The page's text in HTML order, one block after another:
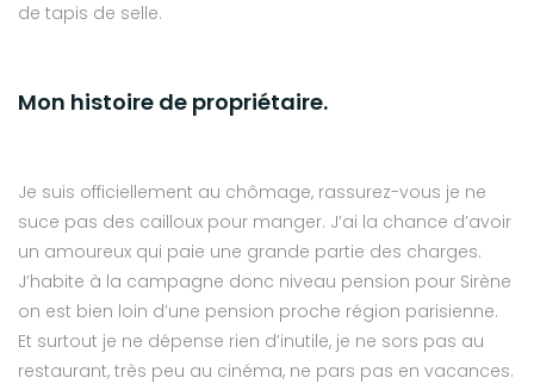
de tapis de selle.
Mon histoire de propriétaire.
Je suis officiellement au chômage, rassurez-vous je ne
suce pas des cailloux pour manger. J’ai la chance d’avoir
un amoureux qui paie une grande partie des charges.
J’habite à la campagne donc niveau pension pour Sirène
on est bien loin d’une pension proche région parisienne.
Et surtout je ne dépense rien d’inutile, je ne sors pas au
restaurant, très peu au cinéma, ne pars pas en vacances.